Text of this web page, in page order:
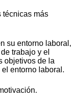
técnicas más
su entorno laboral,
trabajo y el
objetivos de la
entorno laboral.